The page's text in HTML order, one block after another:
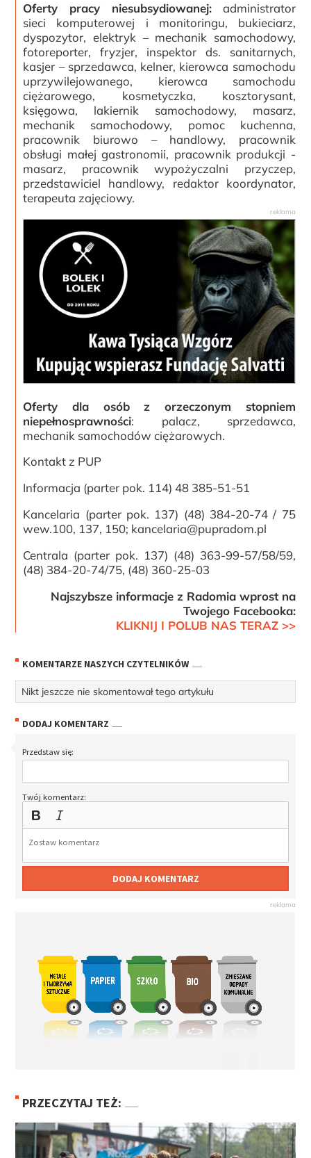
Oferty pracy niesubsydiowanej:administrator
sieci komputerowej i monitoringu, bukieciarz,
dyspozytor, elektryk – mechanik samochodowy,
fotoreporter, fryzjer, inspektor ds. sanitarnych,
kasjer – sprzedawca, kelner, kierowca samochodu
uprzywilejowanego, kierowca samochodu
ciężarowego, kosmetyczka, kosztorysant,
księgowa, lakiernik samochodowy, masarz,
mechanik samochodowy, pomoc kuchenna,
pracownik biurowo – handlowy, pracownik
obsługi małej gastronomii, pracownik produkcji -
masarz, pracownik wypożyczalni przyczep,
przedstawiciel handlowy, redaktor koordynator,
terapeuta zajęciowy.
Oferty dla osób z orzeczonym stopniem
niepełnosprawności: palacz, sprzedawca,
mechanik samochodów ciężarowych.
Kontakt z PUP
Informacja (parter pok. 114) 48 385-51-51
Kancelaria (parter pok. 137) (48) 384-20-74 / 75
wew.100, 137, 150; kancelaria@pupradom.pl
Centrala (parter pok. 137) (48) 363-99-57/58/59,
(48) 384-20-74/75, (48) 360-25-03
Najszybsze informacje z Radomia wprost na
Twojego Facebooka:
KLIKNIJ I POLUB NAS TERAZ >>
KOMENTARZE NASZYCH CZYTELNIKÓW
Nikt jeszcze nie skomentował tego artykułu
DODAJ KOMENTARZ
Przedstaw się:
Twój komentarz:
DODAJ KOMENTARZ
PRZECZYTAJ TEŻ: